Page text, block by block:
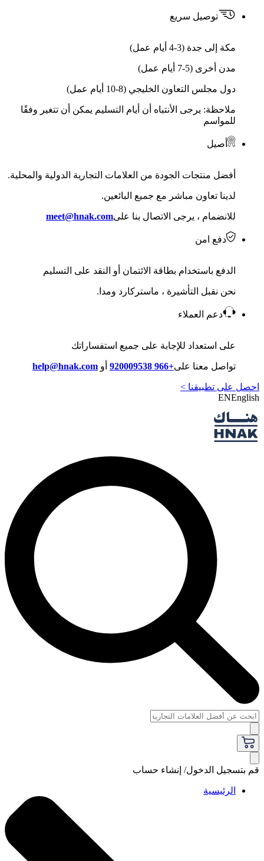
توصيل سريع
مكة إلى جدة (3-4 أيام عمل)
مدن أخرى (5-7 أيام عمل)
دول مجلس التعاون الخليجي (8-10 أيام عمل)
ملاحظة: يرجى الأنتباه أن أيام التسليم يمكن أن تتغير وفقًا
للمواسم
أصيل
أفضل منتجات الجودة من العلامات التجارية الدولية والمحلية.
لدينا تعاون مباشر مع جميع البائعين.
للانضمام ، يرجى الاتصال بنا علىmeet@hnak.com
دفع امن
الدفع باستخدام بطاقة الائتمان أو النقد على التسليم
نحن نقبل التأشيرة ، ماستركارد ومدا.
دعم العملاء
على استعداد للإجابة على جميع استفساراتك
تواصل معنا على+966 920009538 أو help@hnak.com
احصل على تطبيقنا >
ENEnglish
قم بتسجيل الدخول/ إنشاء حساب
الرئيسية